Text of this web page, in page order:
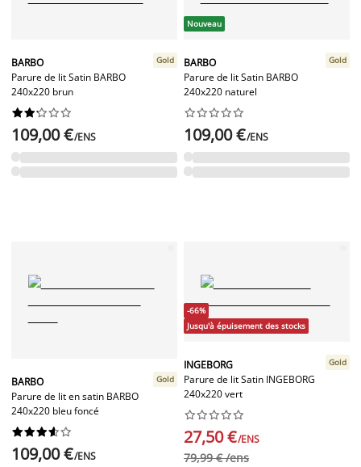
BARBO
Parure de lit Satin BARBO
240x220 brun
Gold






109,00 €/ENS
Nouveau
BARBO
Parure de lit Satin BARBO
240x220 naturel
Gold






109,00 €/ENS
BARBO
Parure de lit en satin BARBO
240x220 bleu foncé
Gold






109,00 €/ENS
-66%
Jusqu'à épuisement des stocks
INGEBORG
Parure de lit Satin INGEBORG
240x220 vert
Gold






27,50 €/ENS
79,99 € /ens